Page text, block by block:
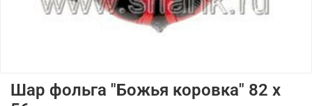
Шар фольга "Божья коровка" 82 х